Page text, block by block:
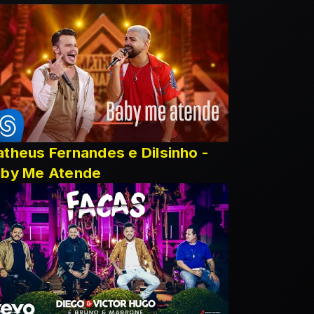
Fernandes e Dilsinho -
Me Atende